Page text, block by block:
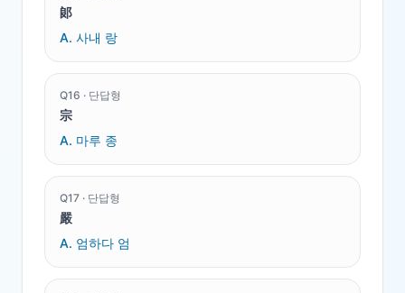
郞
A. 사내 랑
Q16 · 단답형
宗
A. 마루 종
Q17 · 단답형
嚴
A. 엄하다 엄